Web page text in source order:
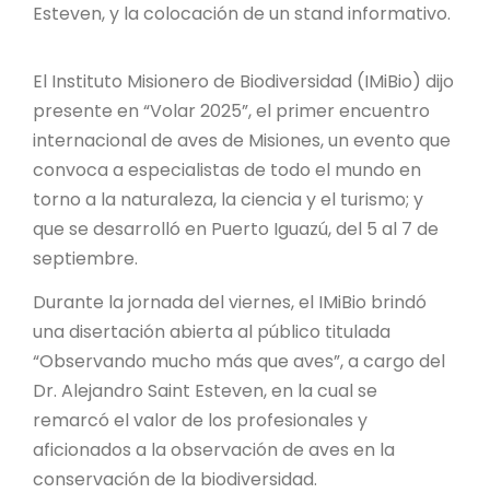
PROGRAMAS
PROYECTO ÁGUILAS DE MISIONES
MONUMENTOS NATURALES
REPOSITORIO
CONTACTO
Esteven, y la colocación de un stand informativo.
El Instituto Misionero de Biodiversidad (IMiBio) dijo
presente en “Volar 2025”, el primer encuentro
internacional de aves de Misiones, un evento que
convoca a especialistas de todo el mundo en
torno a la naturaleza, la ciencia y el turismo; y
que se desarrolló en Puerto Iguazú, del 5 al 7 de
septiembre.
Durante la jornada del viernes, el IMiBio brindó
una disertación abierta al público titulada
“Observando mucho más que aves”, a cargo del
Dr. Alejandro Saint Esteven, en la cual se
remarcó el valor de los profesionales y
aficionados a la observación de aves en la
conservación de la biodiversidad.